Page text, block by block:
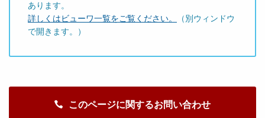
あります。
詳しくはビューワ一覧をご覧ください。
（別ウィンドウ
で開きます。）
このページに関するお問い合わせ